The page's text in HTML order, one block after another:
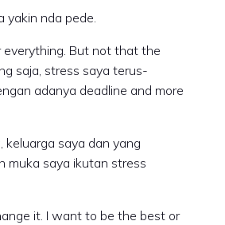
yakin nda pede.
But not that the
saja, stress saya terus-
adanya deadline and more
keluarga saya dan yang
muka saya ikutan stress
it. I want to be the best or